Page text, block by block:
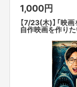
1,000円
【7/23(木)】「映
自作映画を作り